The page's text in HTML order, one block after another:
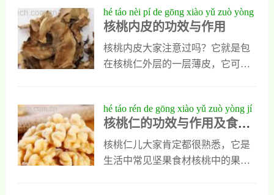
家后要用清水把
质等，对大脑健康、心血管功能以
及抗氧化都有积极作用。然而，尽
管核桃营养价值高，每天的摄入量
也需要适度控制。
hé táo nèi pí de gōng xiào yǔ zuò yòng
核桃内皮的功效与作用
核桃内皮大家注意过吗？它就是包
在核桃仁外层的一层薄皮，它可以
解它的用处有哪些，可以看看我对
核桃内皮功效与作用的详细介绍。
核桃内皮的功效与作用1、核桃内皮
能止血核桃内皮有一定的收敛功
hé táo rén de gōng xiào yǔ zuò yòng jí
shí yòng fāng fǎ
核桃仁的功效与作用及食用
方法
核桃仁儿大家肯定都很熟悉，它是
生活中常见坚果食材核桃中的果